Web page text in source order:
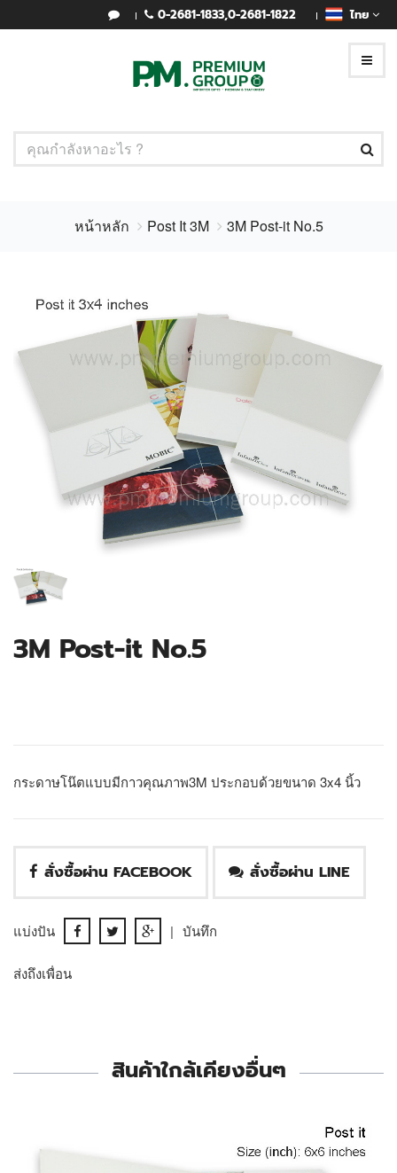
0-2681-1833,0-2681-1822 ไทย
หน้าหลัก Post It 3M 3M Post-it No.5
3M Post-it No.5
กระดาษโน๊ตแบบมีกาวคุณภาพ3M ประกอบด้วยขนาด 3x4 นิ้ว
สั่งซื้อผ่าน FACEBOOK สั่งซื้อผ่าน LINE
แบ่งปัน | บันทึก
ส่งถึงเพื่อน
สินค้าใกล้เคียงอื่นๆ